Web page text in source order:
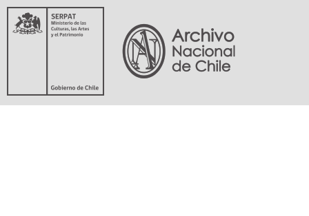
Servicio Nacional del Patrimonio Cultural